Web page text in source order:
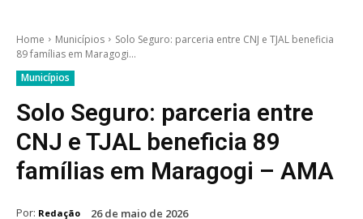
Home Municípios
Solo Seguro: parceria entre CNJ e TJAL beneficia
89 famílias em Maragogi...
Municípios
Solo Seguro: parceria entre
CNJ e TJAL beneficia 89
famílias em Maragogi – AMA
Por: Redação 26 de maio de 2026